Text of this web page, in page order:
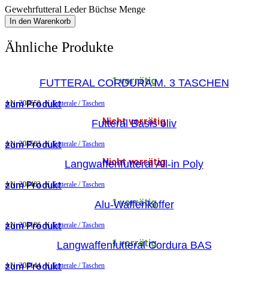
Gewehrfutteral Leder Büchse Menge
In den Warenkorb
Ähnliche Produkte
1 vorrätig
FUTTERAL CORDURA M. 3 TASCHEN
zum Produkt
AN:208650 K Futterale / Taschen
Nicht vorrätig
Futteral Basis oliv
zum Produkt
AN:208503 K Futterale / Taschen
Nicht vorrätig
Langwaffenfutteral All-in Poly
zum Produkt
AN:208403 K Futterale / Taschen
1 vorrätig
Alu-Waffenkoffer
zum Produkt
AN:208186 K Futterale / Taschen
1 vorrätig
Langwaffenfutteral Cordura BAS
zum Produkt
AN:208144 K Futterale / Taschen